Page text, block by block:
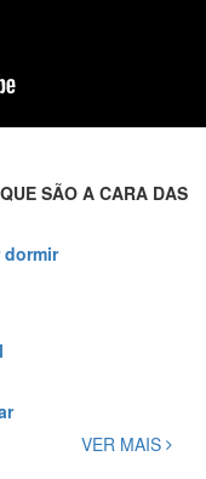
SÃO A CARA DAS
dormir
VER MAIS